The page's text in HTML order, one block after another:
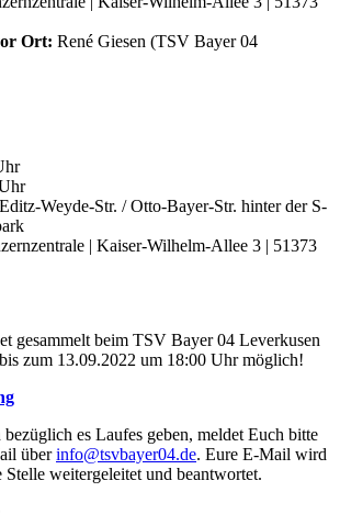
Ort: René Giesen (TSV Bayer 04
Weyde-Str. / Otto-Bayer-Str. hinter der S-
| Kaiser-Wilhelm-Allee 3 | 51373
gesammelt beim TSV Bayer 04 Leverkusen
zum 13.09.2022 um 18:00 Uhr möglich!
es Laufes geben, meldet Euch bitte
überinfo@tsvbayer04.de. Eure E-Mail wird
Stelle weitergeleitet und beantwortet.